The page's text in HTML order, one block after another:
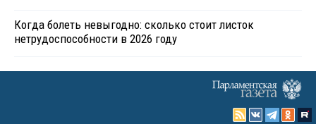
Когда болеть невыгодно: сколько стоит листок
нетрудоспособности в 2026 году